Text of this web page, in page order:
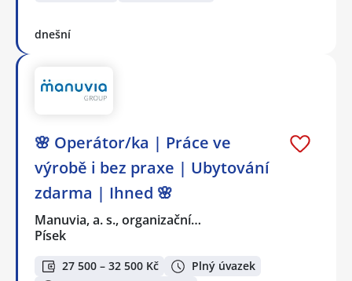
dnešní
🌸 Operátor/ka | Práce ve
výrobě i bez praxe | Ubytování
zdarma | Ihned 🌸
Manuvia, a. s., organizační…
Písek
27 500 – 32 500 Kč
Plný úvazek